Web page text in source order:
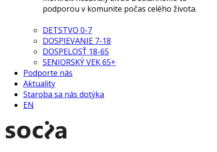
podporou v komunite počas celého života.
DETSTVO 0-7
DOSPIEVANIE 7-18
DOSPELOSŤ 18-65
SENIORSKÝ VEK 65+
Podporte nás
Aktuality
Staroba sa nás dotýka
EN